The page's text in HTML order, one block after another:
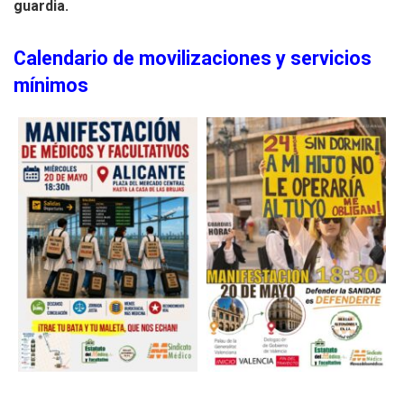
guardia.
Calendario de movilizaciones y servicios
mínimos